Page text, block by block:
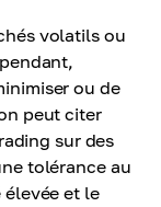
volatils ou
ou de
peut citer
sur des
tolérance au
et le